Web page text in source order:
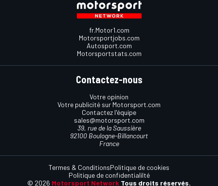
fr.Motor1.com
Motorsportjobs.com
Autosport.com
Motorsportstats.com
Contactez-nous
Votre opinion
Votre publicité sur Motorsport.com
Contactez l'équipe
sales@motorsport.com
39, rue de la Saussière
92100 Boulogne-Billancourt
France
© 2026 Motorsport Network Tous droits réservés.
Termes & ConditionsPolitique de cookies
Politique de confidentialilté